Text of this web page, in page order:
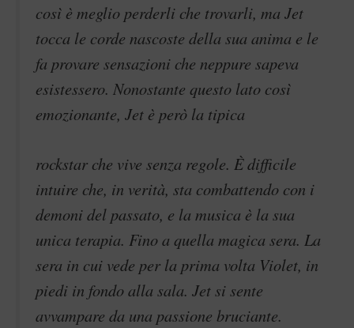
così è meglio perderli che trovarli, ma Jet
tocca le corde nascoste della sua anima e le
fa provare sensazioni che neppure sapeva
esistessero. Nonostante questo lato così
emozionante, Jet è però la tipica
rockstar che vive senza regole. È difficile
intuire che, in verità, sta combattendo con i
demoni del passato, e la musica è la sua
unica terapia. Fino a quella magica sera. La
sera in cui vede per la prima volta Violet, in
piedi in fondo alla sala. Jet si sente
avvampare da una passione bruciante.